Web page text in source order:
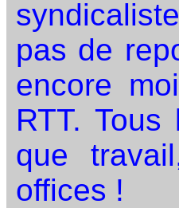
pas de
encore
RTT.
que
offices !